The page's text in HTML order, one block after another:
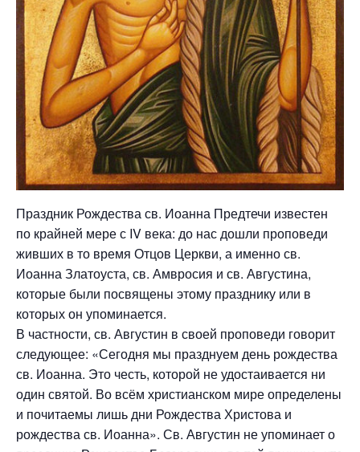
Праздник Рождества св. Иоанна Предтечи известен
по крайней мере с IV века: до нас дошли проповеди
живших в то время Отцов Церкви, а именно св.
Иоанна Златоуста, св. Амвросия и св. Августина,
которые были посвящены этому празднику или в
которых он упоминается.
В частности, св. Августин в своей проповеди говорит
следующее: «Сегодня мы празднуем день рождества
св. Иоанна. Это честь, которой не удостаивается ни
один святой. Во всём христианском мире определены
и почитаемы лишь дни Рождества Христова и
рождества св. Иоанна». Св. Августин не упоминает о